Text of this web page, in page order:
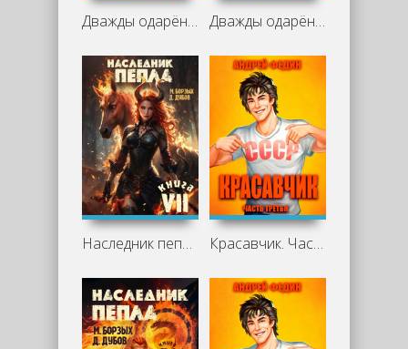
Дважды одарённый. Том 5 - Элиан Тарс Дважды одарённый. Том 6 - Элиан Тарс
Наследник пепла. Книга VII - М. Борзых, Дмитрий Дубов Красавчик. Часть 3 - Андрей Федин